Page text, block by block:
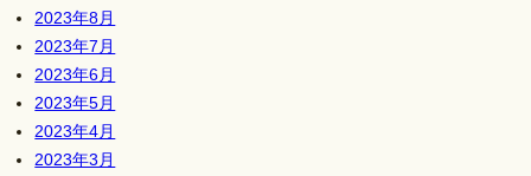
2023年8月
2023年7月
2023年6月
2023年5月
2023年4月
2023年3月